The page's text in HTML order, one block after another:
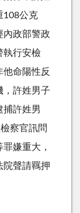
108公克
內政部警政
執行安檢
命陽性反
，許姓男子
捕許姓男
察官訊問
嫌重大，
院聲請羈押